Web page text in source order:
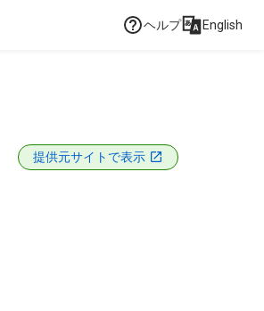
ヘルプ English
提供元サイトで表示